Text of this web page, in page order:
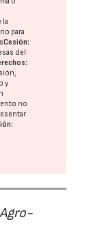
la
para
Cesión:
del
y
no